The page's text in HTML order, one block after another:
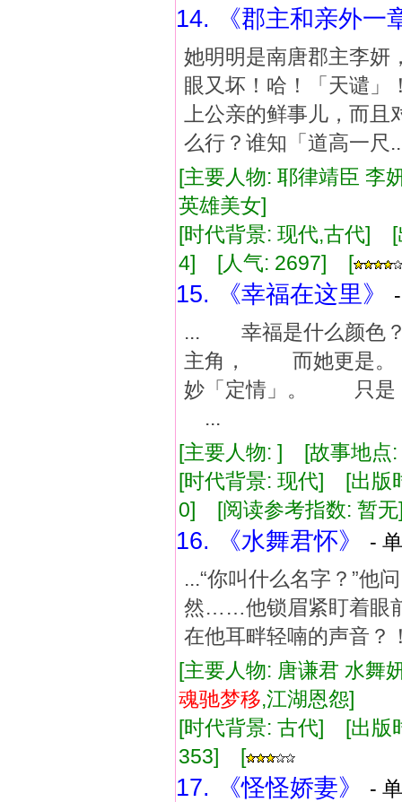
14. 《郡主和亲外一
她明明是南唐郡主李妍
眼又坏！哈！「天谴」
上公亲的鲜事儿，而
么行？谁知「道高一尺
[主要人物: 耶律靖臣
英雄美女]
[时代背景: 现代,古代]
4] [人气: 2697] [
15. 《幸福在这里》
... 幸福是什么颜色
主角， 而她更是。
妙「定情」。 只是
...
[主要人物: ] [故事地
[时代背景: 现代] [出
0] [阅读参考指数: 暂无
16. 《水舞君怀》
-
...“你叫什么名字？”他
然……他锁眉紧盯着眼
在他耳畔轻喃的声音？
[主要人物: 唐谦君 水
魂驰梦移,江湖恩怨]
[时代背景: 古代] [出
353] [
17. 《怪怪娇妻》
-